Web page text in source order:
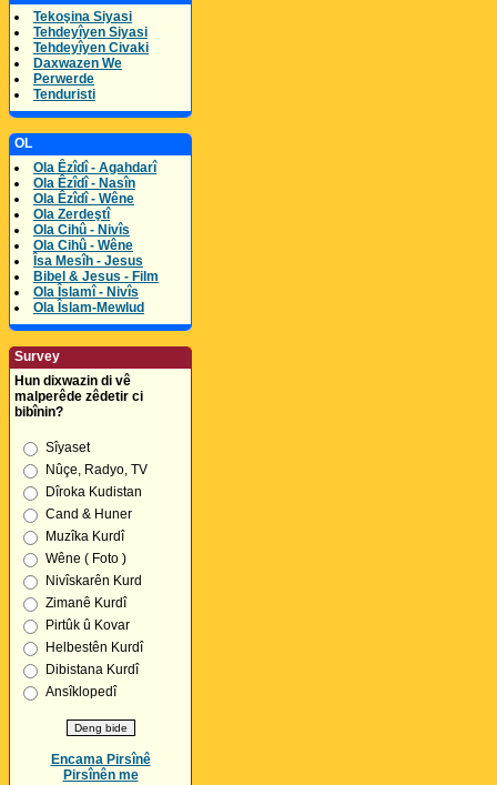
Tekoşina Siyasi
Tehdeyîyen Siyasi
Tehdeyîyen Civaki
Daxwazen We
Perwerde
Tenduristi
OL
Ola Êzîdî - Agahdarî
Ola Êzîdî - Nasîn
Ola Êzîdî - Wêne
Ola Zerdeştî
Ola Cihû - Nivîs
Ola Cihû - Wêne
Îsa Mesîh - Jesus
Bibel & Jesus - Film
Ola Îslamî - Nivîs
Ola Îslam-Mewlud
Survey
Hun dixwazin di vê
malperêde zêdetir ci
bibînin?
Sîyaset
Nûçe, Radyo, TV
Dîroka Kudistan
Cand & Huner
Muzîka Kurdî
Wêne ( Foto )
Nivîskarên Kurd
Zimanê Kurdî
Pirtûk û Kovar
Helbestên Kurdî
Dibistana Kurdî
Ansîklopedî
Encama Pirsînê
Pirsînên me